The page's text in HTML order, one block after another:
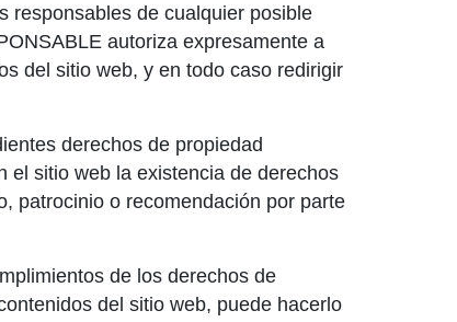
responsables de cualquier posible
autoriza expresamente a
del sitio web, y en todo caso redirigir
derechos de propiedad
el sitio web la existencia de derechos
patrocinio o recomendación por parte
de los derechos de
del sitio web, puede hacerlo